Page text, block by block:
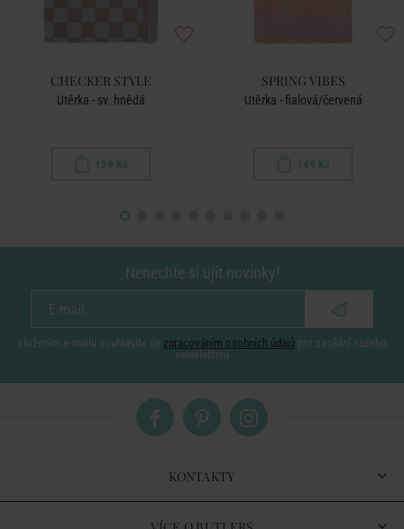
CHECKER STYLE
Utěrka - sv. hnědá
129 Kč
SPRING VIBES
Utěrka - fialová/červená
149 Kč
Nenechte si ujít novinky!
vložením e-mailu souhlasíte se zpracováním osobních údajů pro zasílání našeho
newsletteru
KONTAKTY